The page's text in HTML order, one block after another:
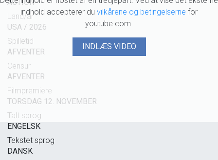
indhold accepterer du vilkårene og betingelserne for
youtube.com.
INDLÆS VIDEO
ACTION
Land/år
USA / 2026
Spilletid
AFVENTER
Censur
AFVENTER
Filmpremiere
TORSDAG 12. NOVEMBER
Talt sprog
ENGELSK
Tekstet sprog
DANSK